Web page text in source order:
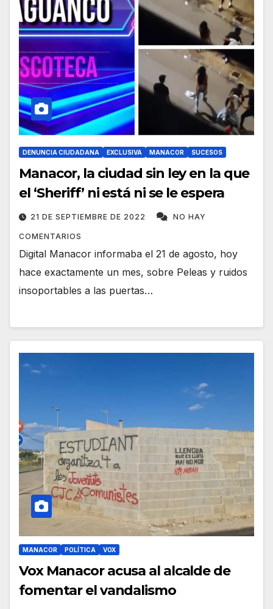
DENUNCIA CIUDADANA EXCLUSIVA MANACOR SUCESOS
Manacor, la ciudad sin ley en la que
el ‘Sheriff’ ni está ni se le espera
21 DE SEPTIEMBRE DE 2022 NO HAY
COMENTARIOS
Digital Manacor informaba el 21 de agosto, hoy
hace exactamente un mes, sobre Peleas y ruidos
insoportables a las puertas…
MANACOR POLÍTICA VOX
Vox Manacor acusa al alcalde de
fomentar el vandalismo